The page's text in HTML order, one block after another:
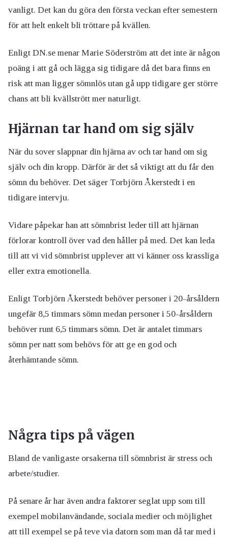
vanligt. Det kan du göra den första veckan efter semestern
för att helt enkelt bli tröttare på kvällen.
Enligt DN.se menar Marie Söderström att det inte är någon
poäng i att gå och lägga sig tidigare då det bara finns en
risk att man ligger sömnlös utan gå upp tidigare ger större
chans att bli kvällstrött mer naturligt.
Hjärnan tar hand om sig själv
När du sover slappnar din hjärna av och tar hand om sig
själv och din kropp. Därför är det så viktigt att du får den
sömn du behöver. Det säger Torbjörn Åkerstedt i en
tidigare intervju.
Vidare påpekar han att sömnbrist leder till att hjärnan
förlorar kontroll över vad den håller på med. Det kan leda
till att vi vid sömnbrist upplever att vi känner oss krassliga
eller extra emotionella.
Enligt Torbjörn Åkerstedt behöver personer i 20-årsåldern
ungefär 8,5 timmars sömn medan personer i 50-årsåldern
behöver runt 6,5 timmars sömn. Det är antalet timmars
sömn per natt som behövs för att ge en god och
återhämtande sömn.
Några tips på vägen
Bland de vanligaste orsakerna till sömnbrist är stress och
arbete/studier.
På senare år har även andra faktorer seglat upp som till
exempel mobilanvändande, sociala medier och möjlighet
att till exempel se på teve via datorn som man då tar med i